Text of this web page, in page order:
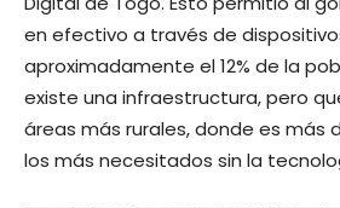
en efectivo a través de
aproximadamente el 12% de la
existe una infraestructura, pero
áreas más rurales, donde es más
los más necesitados sin la